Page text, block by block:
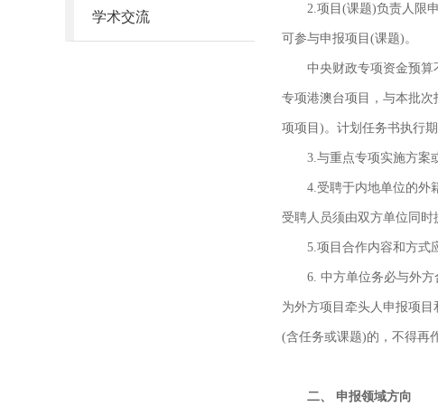
学术交流
2.项目(课题)负责人限
可参与申报项目(课题)。
中央财政专项资金预算
专项港澳台项目，与本批
项项目)。计划任务书执行
3.与重点专项实施方案
4.受聘于内地单位的外
受聘人员须由双方单位同时
5.项目合作内容和方式
6. 中方单位务必与外
为外方项目牵头人申报项
(含任务或课题)的，不得再
二、 申报领域方向